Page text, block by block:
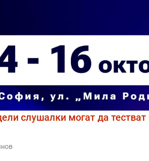
слушалки могат да тестват